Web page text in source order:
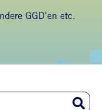
GGD'en etc.